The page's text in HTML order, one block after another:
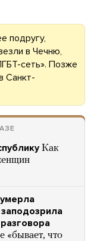
подругу,
в Чечню,
сеть». Позже
Санкт-
Как
«бывает, что